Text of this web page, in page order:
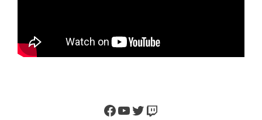
Facebook
YouTube
Twitter
Twitch